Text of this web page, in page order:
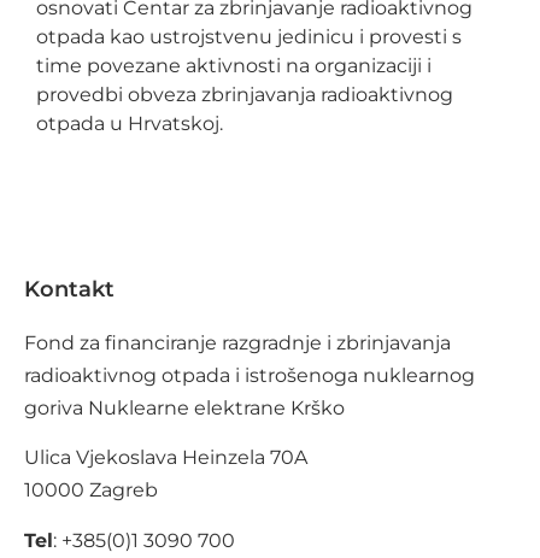
osnovati Centar za zbrinjavanje radioaktivnog
otpada kao ustrojstvenu jedinicu i provesti s
time povezane aktivnosti na organizaciji i
provedbi obveza zbrinjavanja radioaktivnog
otpada u Hrvatskoj.
Kontakt
Fond za financiranje razgradnje i zbrinjavanja
radioaktivnog otpada i istrošenoga nuklearnog
goriva Nuklearne elektrane Krško
Ulica Vjekoslava Heinzela 70A
10000 Zagreb
Tel: +385(0)1 3090 700